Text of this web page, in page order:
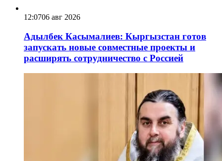
12:0706 авг 2026
Адылбек Касымалиев: Кыргызстан готов
запускать новые совместные проекты и
расширять сотрудничество с Россией